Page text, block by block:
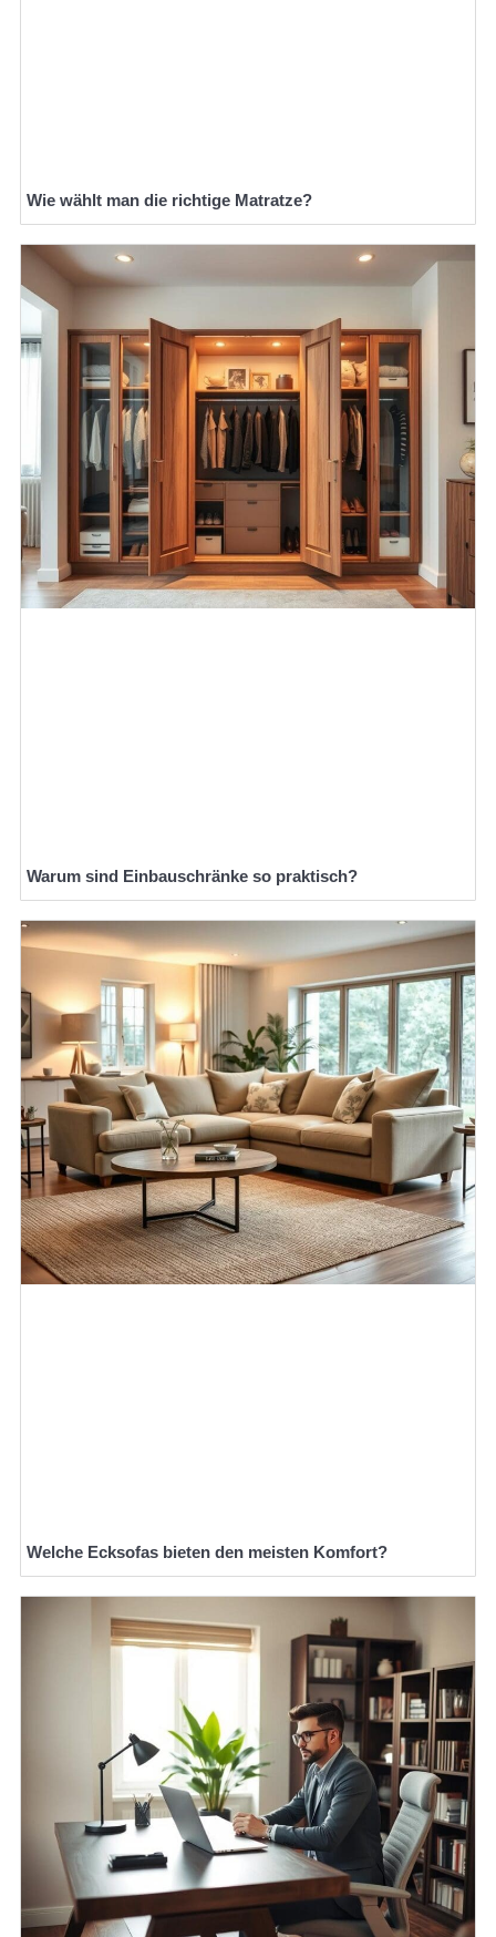
Wie wählt man die richtige Matratze?
Warum sind Einbauschränke so praktisch?
Welche Ecksofas bieten den meisten Komfort?